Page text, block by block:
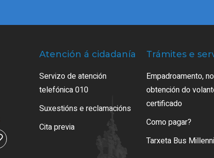
Atención á cidadanía
Servizo de atención
telefónica 010
Suxestións e reclamacións
Cita previa
Trámites e
Empadroamento,
obtención do
certificado
Como pagar?
Tarxeta Bus